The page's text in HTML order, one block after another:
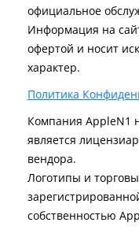
официальное
Информация на
офертой и носит
характер.
Политика
Компания AppleN1
является
вендора.
Логотипы и
собственностью